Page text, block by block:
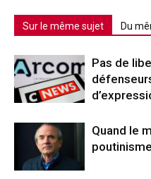
Sur le même sujet Du
Pas de
Quand le
poutinisme